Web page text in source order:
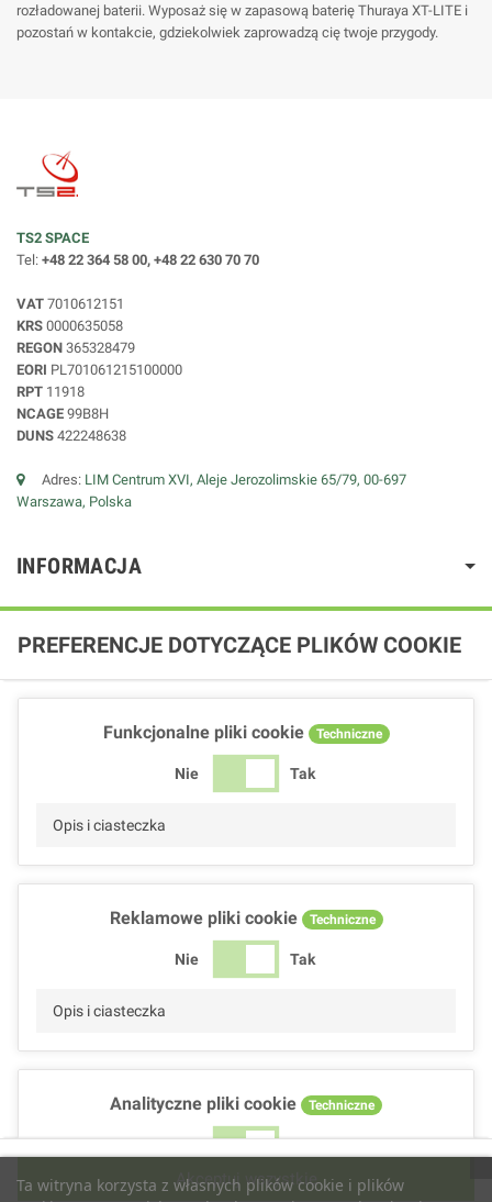
rozładowanej baterii. Wyposaż się w zapasową baterię Thuraya XT-LITE i
pozostań w kontakcie, gdziekolwiek zaprowadzą cię twoje przygody.
TS2 SPACE
Tel: +48 22 364 58 00, +48 22 630 70 70
VAT 7010612151
KRS 0000635058
REGON 365328479
EORI PL701061215100000
RPT 11918
NCAGE 99B8H
DUNS 422248638
Adres: LIM Centrum XVI, Aleje Jerozolimskie 65/79, 00-697
Warszawa, Polska
INFORMACJA
Ta witryna korzysta z własnych plików cookie i plików
PREFERENCJE DOTYCZĄCE PLIKÓW COOKIE
Funkcjonalne pliki cookie Techniczne
Nie Tak
Opis i ciasteczka
Reklamowe pliki cookie Techniczne
Nie Tak
Opis i ciasteczka
Analityczne pliki cookie Techniczne
Nie Tak
Opis i ciasteczka
Akceptuj wszystkie